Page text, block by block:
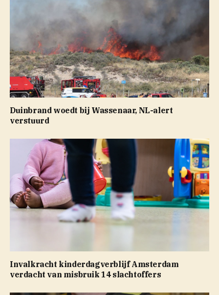
Duinbrand woedt bij Wassenaar, NL-alert
verstuurd
Invalkracht kinderdagverblijf Amsterdam
verdacht van misbruik 14 slachtoffers